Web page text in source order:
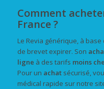
Comment
France ?
Le Revia générique, à
de brevet expirer. Son
ligne à des tarifs moins
Pour un achatsécurisé,
médical rapide sur notre